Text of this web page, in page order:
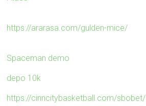
https://ararasa.com/gulden-mice/
Spaceman demo
depo 10k
https://cinncitybasketball.com/sbobet/